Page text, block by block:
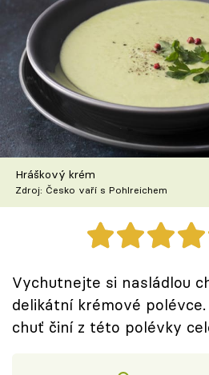
Recepty
Články
TV Program
Škola vaření
Recepty z TV
Speciál: Cuketa
Těhotnej kuchař
Sledujte prima+
Přihlášení
Hráškový krém
Zdroj: Česko vaří s Pohlreichem
Vychutnejte si nasládlou
delikátní krémové
chuť činí z této polévky